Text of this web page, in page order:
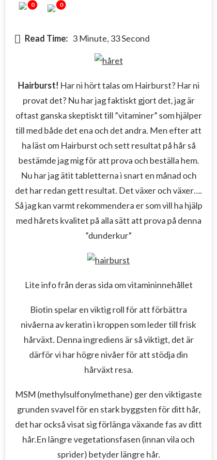
0 0
Read Time: 3 Minute, 33 Second
Hairburst! Har ni hört talas om Hairburst? Har ni
provat det? Nu har jag faktiskt gjort det, jag är
oftast ganska skeptiskt till ”vitaminer” som hjälper
till med både det ena och det andra. Men efter att
ha läst om Hairburst och sett resultat på hår så
bestämde jag mig för att prova och beställa hem.
Nu har jag ätit tabletterna i snart en månad och
det har redan gett resultat. Det växer och växer….
Så jag kan varmt rekommendera er som vill ha hjälp
med hårets kvalitet på alla sätt att prova på denna
”dunderkur”
Lite info från deras sida om vitamininnehållet
Biotin spelar en viktig roll för att förbättra
nivåerna av keratin i kroppen som leder till frisk
hårväxt. Denna ingrediens är så viktigt, det är
därför vi har högre nivåer för att stödja din
hårväxt resa.
MSM (methylsulfonylmethane) ger den viktigaste
grunden svavel för en stark byggsten för ditt hår,
det har också visat sig förlänga växande fas av ditt
hår.En längre vegetationsfasen (innan vila och
sprider) betyder längre hår.